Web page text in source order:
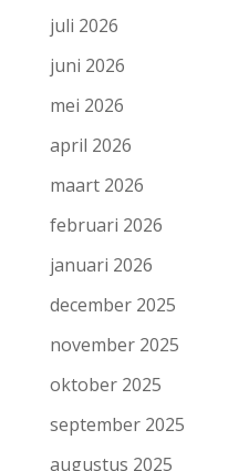
juli 2026
juni 2026
mei 2026
april 2026
maart 2026
februari 2026
januari 2026
december 2025
november 2025
oktober 2025
september 2025
augustus 2025